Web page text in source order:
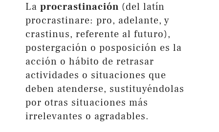
La procrastinación (del latín
procrastinare: pro, adelante, y
crastinus, referente al futuro),​
postergación o posposición es la
acción o hábito de retrasar
actividades o situaciones que
deben atenderse, sustituyéndolas
por otras situaciones más
irrelevantes o agradables.